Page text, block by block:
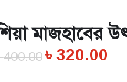
মাজহাবের
400.00 ৳ 320.00